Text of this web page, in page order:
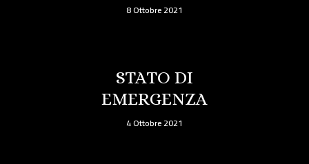
8 Ottobre 2021
STATO DI
EMERGENZA
4 Ottobre 2021